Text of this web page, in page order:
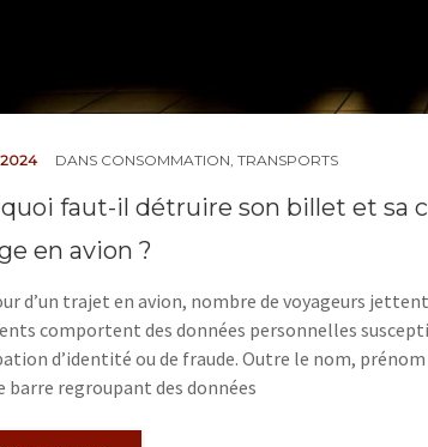
2024 DANS CONSOMMATION, TRANSPORTS
faut-il détruire son billet et sa
en avion ?
d’un trajet en avion, nombre de voyageurs
comportent des données personnelles
d’identité ou de fraude. Outre le nom,
barre regroupant des données